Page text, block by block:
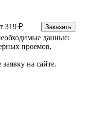
319 ₽ Заказать
данные:
проемов,
заявку на сайте.